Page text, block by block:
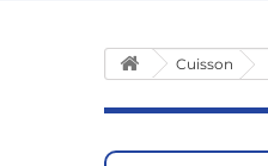
Cuisson